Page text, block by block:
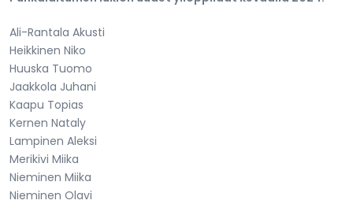
Ali-Rantala Akusti
Heikkinen Niko
Huuska Tuomo
Jaakkola Juhani
Kaapu Topias
Kernen Nataly
Lampinen Aleksi
Merikivi Miika
Nieminen Miika
Nieminen Olavi